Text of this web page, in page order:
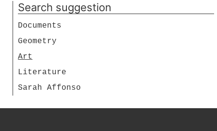
Search suggestion
Documents
Geometry
Art
Literature
Sarah Affonso